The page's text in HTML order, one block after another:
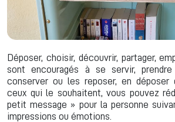
Déposer, choisir, découvrir, partager,
sont encouragés à se servir,
conserver ou les reposer, en déposer
ceux qui le souhaitent, vous pouvez
petit message » pour la personne
impressions ou émotions.